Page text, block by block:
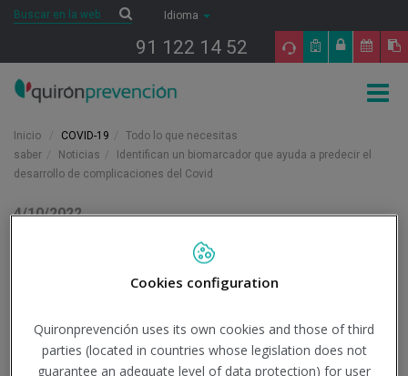
Saltar al contenido
Buscar
Idioma
91 122 14 52
Inicio COVID-19
Todo lo que necesitas
saber
Noticias
Identifican un biomarcador que ayuda a predecir el
desarrollo de complicaciones del Covid
4/10/2022
Identifican un
biomarcador que ayuda a
predecir el desarrollo de
Cookies configuration
Quironprevención uses its own cookies and those of third
parties (located in countries whose legislation does not
guarantee an adequate level of data protection) for user